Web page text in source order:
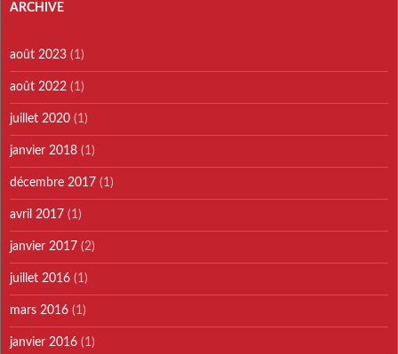
ARCHIVE
août 2023 (1)
août 2022 (1)
juillet 2020 (1)
janvier 2018 (1)
décembre 2017 (1)
avril 2017 (1)
janvier 2017 (2)
juillet 2016 (1)
mars 2016 (1)
janvier 2016 (1)